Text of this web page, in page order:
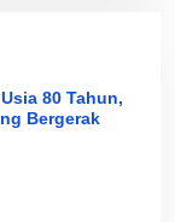
80 Tahun,
Bergerak